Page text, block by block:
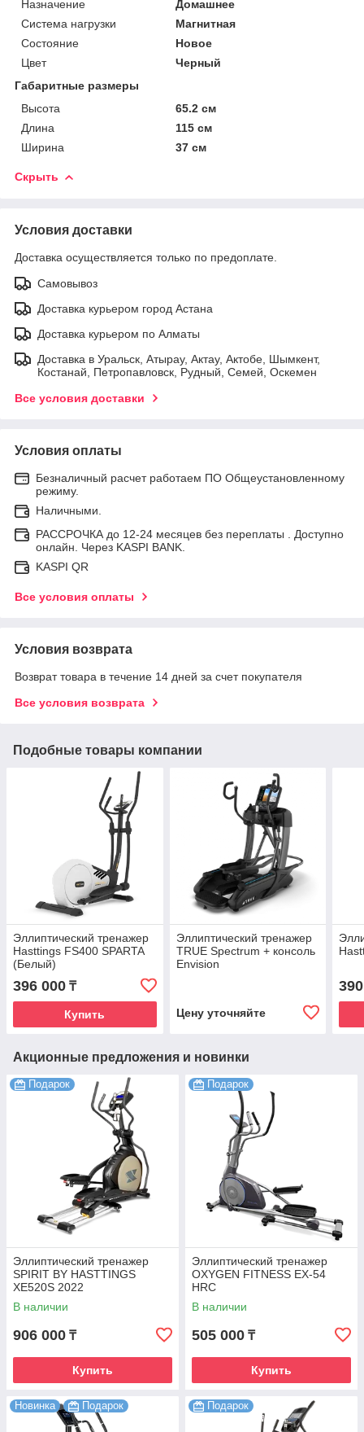
Назначение
Домашнее
Система нагрузки
Магнитная
Состояние
Новое
Цвет
Черный
Габаритные размеры
Высота
65.2 см
Длина
115 см
Ширина
37 см
Скрыть
Условия доставки
Доставка осуществляется только по предоплате.
Самовывоз
Доставка курьером город Астана
Доставка курьером по Алматы
Доставка в Уральск, Атырау, Актау, Актобе, Шымкент,
Костанай, Петропавловск, Рудный, Семей, Оскемен
Все условия доставки
Условия оплаты
Безналичный расчет работаем ПО Общеустановленному
режиму.
Наличными.
РАССРОЧКА до 12-24 месяцев без переплаты . Доступно
онлайн. Через KASPI BANK.
KASPI QR
Все условия оплаты
Условия возврата
Возврат товара в течение 14 дней за счет покупателя
Все условия возврата
Подобные товары компании
Эллиптический тренажер
Hasttings FS400 SPARTA
(Белый)
396 000 ₸
Купить
Эллиптический тренажер
TRUE Spectrum + консоль
Envision
Цену уточняйте
Акционные предложения и новинки
Подарок
Эллиптический тренажер
SPIRIT BY HASTTINGS
XE520S 2022
В наличии
906 000 ₸
Купить
Подарок
Эллиптический тренажер
OXYGEN FITNESS EX-54
HRC
В наличии
505 000 ₸
Купить
Новинка Подарок Подарок